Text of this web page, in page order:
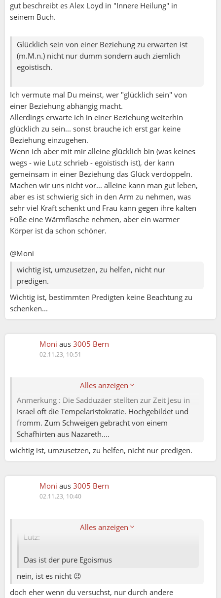
gut beschreibt es Alex Loyd in "Innere Heilung" in
seinem Buch.
Glücklich sein von einer Beziehung zu erwarten ist
(m.M.n.) nicht nur dumm sondern auch ziemlich
egoistisch.
Ich vermute mal Du meinst, wer "glücklich sein" von
einer Beziehung abhängig macht.
Allerdings erwarte ich in einer Beziehung weiterhin
glücklich zu sein... sonst brauche ich erst gar keine
Beziehung einzugehen.
Wenn ich aber mit mir alleine glücklich bin (was keines
wegs - wie Lutz schrieb - egoistisch ist), der kann
gemeinsam in einer Beziehung das Glück verdoppeln.
Machen wir uns nicht vor... alleine kann man gut leben,
aber es ist schwierig sich in den Arm zu nehmen, was
sehr viel Kraft schenkt und Frau kann gegen ihre kalten
Füße eine Wärmflasche nehmen, aber ein warmer
Körper ist da schon schöner.
@Moni
wichtig ist, umzusetzen, zu helfen, nicht nur
predigen.
Wichtig ist, bestimmten Predigten keine Beachtung zu
schenken...
Moni aus 3005 Bern
02.11.23, 10:51
Alles anzeigen
Lutz:
Solinger Löwe:
Ansonsten würd ich sagen : " Als die Pharisäer
hörten, dass Jesus die Sadduzäer zum Schweigen
gebracht hatte, kamen sie am selben Ort
35 Einer von ihnen, ein Gesetzeslehrer, wollte ihn
versuchen und fragte ihn:
36 Meister, welches Gebot im Gesetz ist das
wichtigste?
37 Er antwortete ihm: Du sollst den Herrn, deinen
39 Ebenso wichtig ist das zweite: Du sollst deinen
Gesetz und die Propheten.
Anmerkung : Die Sadduzäer stellten zur Zeit Jesu in
Israel oft die Tempelaristokratie. Hochgebildet und
fromm. Zum Schweigen gebracht von einem
Schafhirten aus Nazareth....
wichtig ist, umzusetzen, zu helfen, nicht nur predigen.
Moni aus 3005 Bern
02.11.23, 10:40
Alles anzeigen
Lutz:
Das ist der pure Egoismus
nein, ist es nicht 😉
doch eher wenn du versuchst, nur durch andere